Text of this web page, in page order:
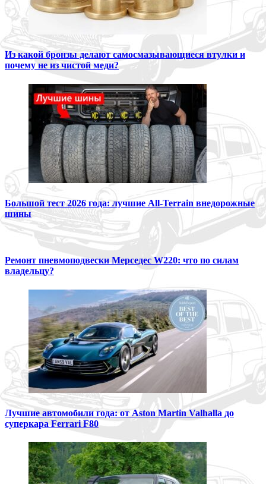
Из какой бронзы делают самосмазывающиеся втулки и
почему не из чистой меди?
Большой тест 2026 года: лучшие All-Terrain внедорожные
шины
Ремонт пневмоподвески Мерседес W220: что по силам
владельцу?
Лучшие автомобили года: от Aston Martin Valhalla до
суперкара Ferrari F80